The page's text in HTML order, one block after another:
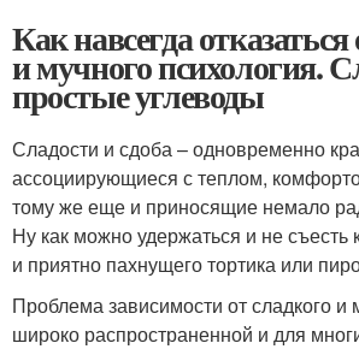
Как навсегда отказаться
и мучного психология.
простые углеводы
Сладости и сдоба – одновременно
ассоциирующиеся с теплом,
тому же еще и приносящие немало
Ну как можно удержаться и не съесть
и приятно пахнущего тортика или
Проблема зависимости от сладкого и
широко распространенной и для